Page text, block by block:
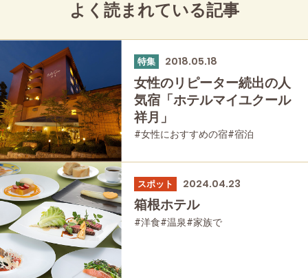
よく読まれている記事
特集 2018.05.18
女性のリピーター続出の人
気宿「ホテルマイユクール
祥月」
#女性におすすめの宿#宿泊
スポット 2024.04.23
箱根ホテル
#洋食#温泉#家族で